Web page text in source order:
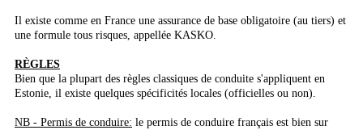
Il existe comme en France une assurance de base obligatoire (au tiers) et
une formule tous risques, appellée KASKO.
RÈGLES
Bien que la plupart des règles classiques de conduite s'appliquent en
Estonie, il existe quelques spécificités locales (officielles ou non).
NB - Permis de conduire: le permis de conduire français est bien sur